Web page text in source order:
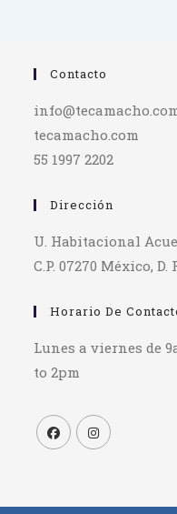
Contacto
tecamacho.com
55 1997 2202
Dirección
U. Habitacional
C.P. 07270 México,
Horario De
Lunes a viernes de
to 2pm